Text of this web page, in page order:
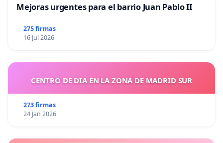
Mejoras urgentes para el barrio Juan Pablo II
275 firmas
16 Jul 2026
CENTRO DE DIA EN LA ZONA DE MADRID SUR
273 firmas
24 Jan 2026